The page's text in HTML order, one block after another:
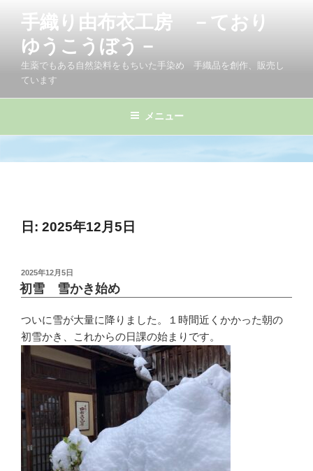
手織り由布衣工房 －ており
ゆうこうぼう－
生薬でもある自然染料をもちいた手染め 手織品を創作、販売し
ています
メニュー
日: 2025年12月5日
投
稿
日:
2025年12月5日
初雪 雪かき始め
ついに雪が大量に降りました。１時間近くかかった朝の
初雪かき、これからの日課の始まりです。